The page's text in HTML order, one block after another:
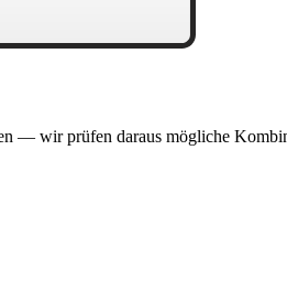
— wir prüfen daraus mögliche